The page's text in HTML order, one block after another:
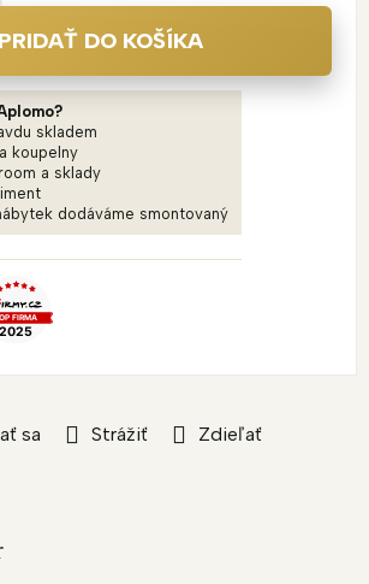
sa Strážiť Zdieľať
PRIDAŤ DO KOŠÍKA
skladem
koupelny
a sklady
dodáváme smontovaný